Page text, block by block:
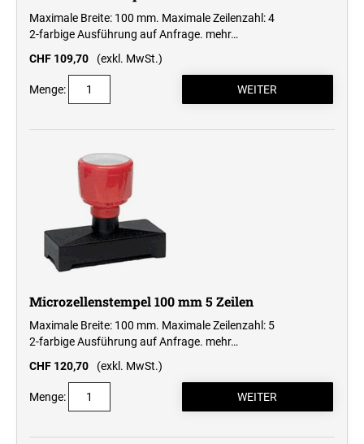
Maximale Breite: 100 mm. Maximale Zeilenzahl: 4
2-farbige Ausführung auf Anfrage. mehr…
CHF 109,70
(exkl. MwSt.)
Menge:
Microzellenstempel 100 mm 5 Zeilen
Maximale Breite: 100 mm. Maximale Zeilenzahl: 5
2-farbige Ausführung auf Anfrage. mehr…
CHF 120,70
(exkl. MwSt.)
Menge: